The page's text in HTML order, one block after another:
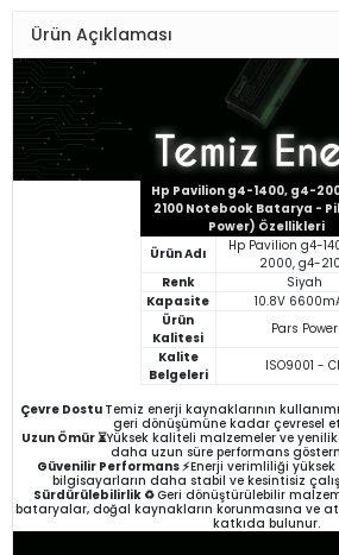
Ürün Açıklaması
Hp Pavilion g4-1400, g4-
2100 Notebook Batarya -
Power) Özellikleri
Ürün Adı
Hp Pavilion g4-
2000, g4-
Renk
Siyah
Kapasite
10.8V
Ürün
Kalitesi
Pars Power
Kalite
Belgeleri
ISO9001 -
Çevre Dostu Temiz enerji kaynaklarının
geri dönüşümüne kadar çevresel
Uzun Ömür ⏳Yüksek kaliteli malzemeler ve
daha uzun süre performans
Güvenilir Performans ⚡Enerji verimliliği
bilgisayarların daha stabil ve kesintisiz
Sürdürülebilirlik ♻️Geri dönüştürülebilir
bataryalar, doğal kaynakların korunmasına ve
katkıda bulunur.